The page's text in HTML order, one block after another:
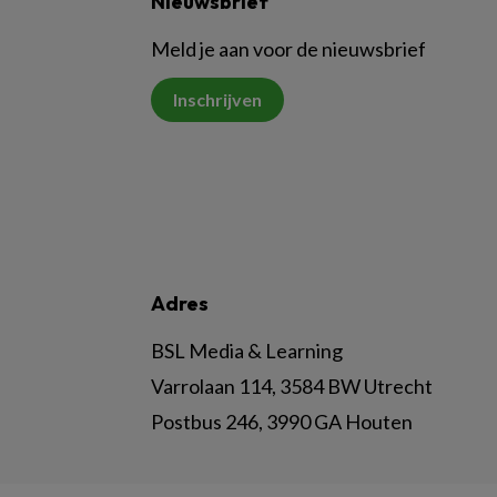
Meld je aan voor de nieuwsbrief
Inschrijven
Adres
BSL Media & Learning
Varrolaan 114, 3584 BW Utrecht
Postbus 246, 3990 GA Houten